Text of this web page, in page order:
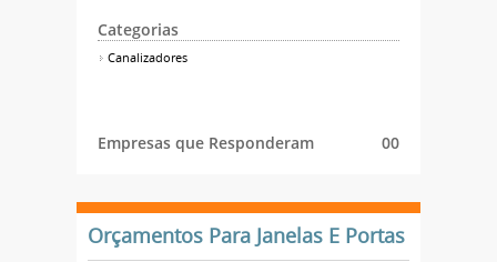
Categorias
Canalizadores
Empresas que Responderam 00
Orçamentos Para Janelas E Portas